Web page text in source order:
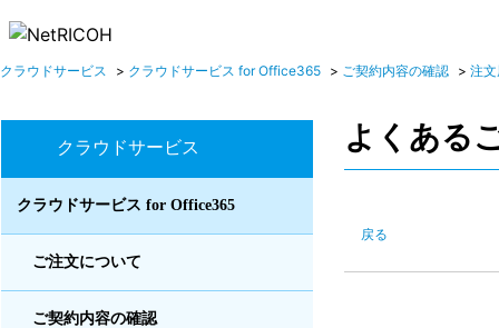
クラウドサービス > クラウドサービス for Office365 > ご契約内容の確認 > 注
クラウドサービス
クラウドサービス for Office365
ご注文について
ご契約内容の確認
よくある
戻る